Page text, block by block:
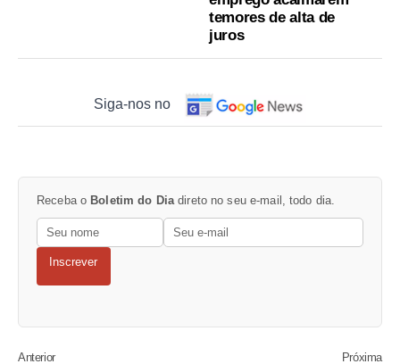
temores de alta de
juros
Siga-nos no
Receba o Boletim do Dia direto no seu e-mail, todo dia.
Inscrever
Anterior Próxima